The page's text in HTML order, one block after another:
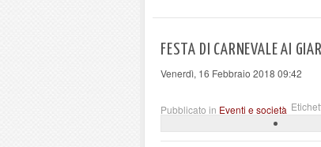
FESTA DI CARNEVALE AI
Venerdì, 16 Febbraio 2018 09:42
Pubblicato in Eventi e società